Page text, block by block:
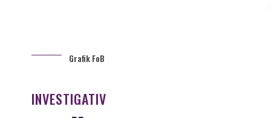
Grafik FoB
INVESTIGATIV